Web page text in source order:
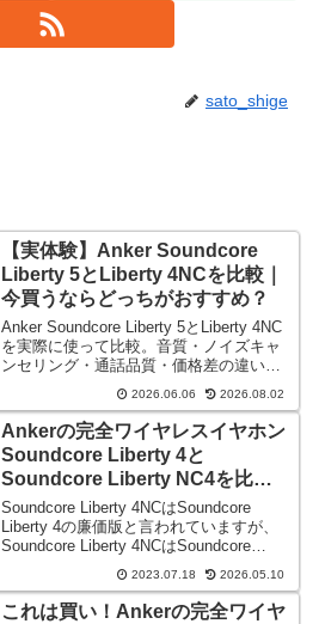
sato_shige
【実体験】Anker Soundcore
Liberty 5とLiberty 4NCを比較｜
今買うならどっちがおすすめ？
Anker Soundcore Liberty 5とLiberty 4NC
を実際に使って比較。音質・ノイズキャ
ンセリング・通話品質・価格差の違いか
ら、今買うならどっちがおすすめか解説
2026.06.06 2026.08.02
Ankerの完全ワイヤレスイヤホン
Soundcore Liberty 4と
Soundcore Liberty NC4を比
較！どちらがお買い得？
Soundcore Liberty 4NCはSoundcore
Liberty 4の廉価版と言われていますが、
Soundcore Liberty 4NCはSoundcore
Liberty 4の廉価版なのでしょうか？ま
た、どこが違うのでしょうか？
2023.07.18 2026.05.10
これは買い！Ankerの完全ワイヤ